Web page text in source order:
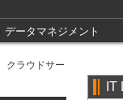
データマネジメント
クラウドサー
IT